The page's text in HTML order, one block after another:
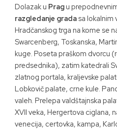
Dolazak u Pragu
razgledanje grada sa lokalnim
Hradčanskog trga na kome se
Swarcenberg, Toskanska,
kuge. Poseta praškom dvorcu
predsednika), zatim katedrali
zlatnog portala, kraljevske
Lobkovič palate, crne kule.
valeh. Prelepa valdštajnska
XVII veka, Hergertova ciglana,
venecija, certovka, kampa,